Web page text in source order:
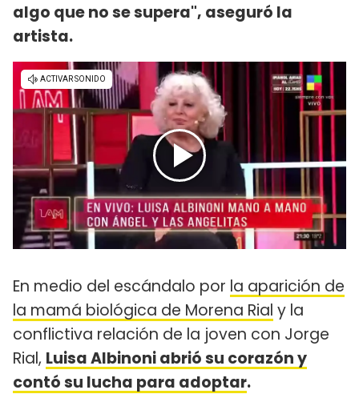
algo que no se supera", aseguró la
artista.
En medio del escándalo por la aparición de
la mamá biológica de Morena Rial y la
conflictiva relación de la joven con Jorge
Rial, Luisa Albinoni abrió su corazón y
contó su lucha para adoptar.